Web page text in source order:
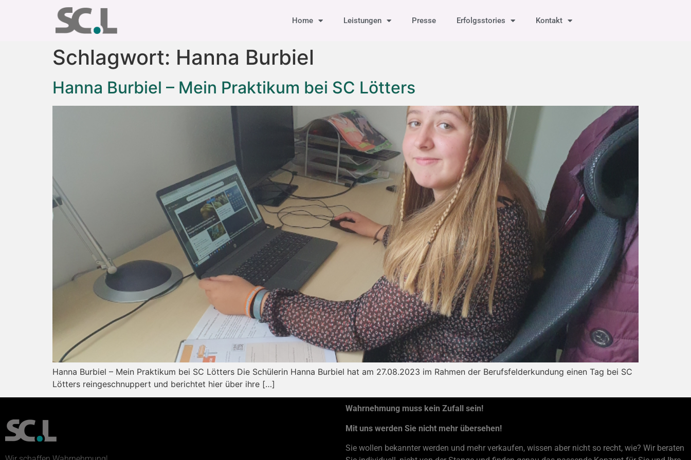
Home Leistungen Presse Erfolgsstories Kontakt
Schlagwort: Hanna Burbiel
Hanna Burbiel – Mein Praktikum bei SC Lötters
Hanna Burbiel – Mein Praktikum bei SC Lötters Die Schülerin Hanna Burbiel hat am 27.08.2023 im Rahmen der Berufsfelderkundung einen Tag bei SC
Lötters reingeschnuppert und berichtet hier über ihre […]
Wahrnehmung muss kein Zufall sein!
Mit uns werden Sie nicht mehr übersehen!
Sie wollen bekannter werden und mehr verkaufen, wissen aber nicht so recht, wie? Wir beraten